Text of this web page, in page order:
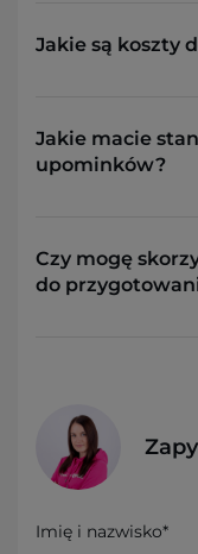
Jakie są koszty
Jakie macie
upominków?
Czy mogę
do
Imię i nazwisko*